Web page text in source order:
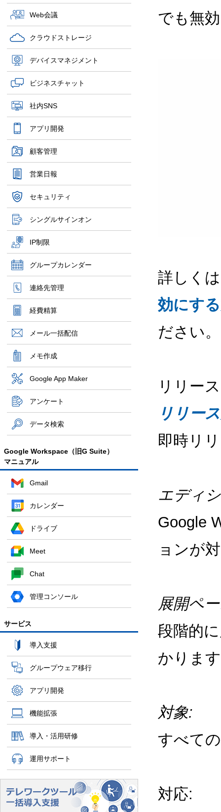
Web会議
クラウドストレージ
デバイスマネジメント
ビジネスチャット
社内SNS
アプリ開発
顧客管理
営業日報
セキュリティ
シングルサインオン
IP制限
グループカレンダー
連絡先管理
経費精算
メール一括配信
メモ作成
Google App Maker
アンケート
データ検索
Google Workspace（旧G Suite）
マニュアル
Gmail
カレンダー
ドライブ
Meet
Chat
管理コンソール
サービス
導入支援
グループウェア移行
アプリ開発
機能拡張
導入・活用研修
運用サポート
でも無
詳しく
効にす
ださい。
リリー
リリー
即時リ
エディ
Google
ョンが
展開ペ
段階的
かりま
対象:
すべて
対応: